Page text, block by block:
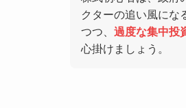
クターの追い風にな
つつ、過度な集中投
心掛けましょう。